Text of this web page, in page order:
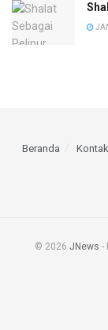
Beranda Kontak
© 2026 JNews -